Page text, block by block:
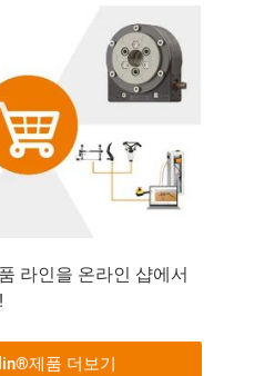
라인을 온라인 샵에서
제품 더보기